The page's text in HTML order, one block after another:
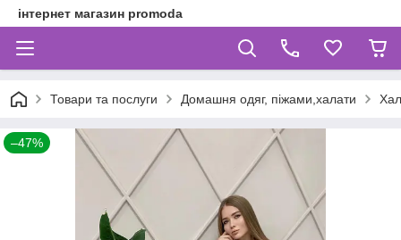
інтернет магазин promoda
Товари та послуги Домашня одяг, піжами,халати
–47%